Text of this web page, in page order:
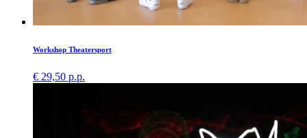
Workshop Theatersport
€ 29,50 p.p.